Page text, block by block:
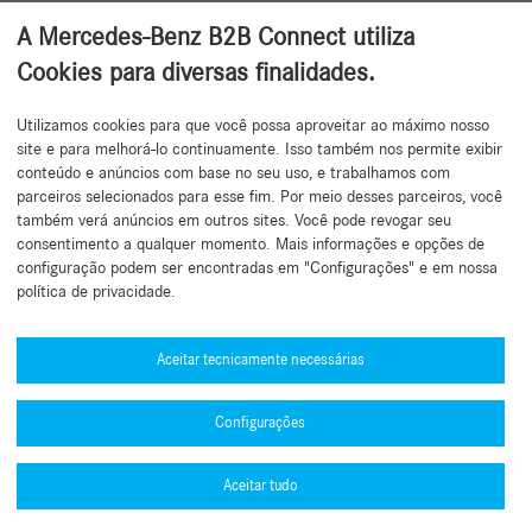
A Mercedes-Benz B2B Connect utiliza
Cookies para diversas finalidades.
Utilizamos cookies para que você possa aproveitar ao máximo nosso
site e para melhorá-lo continuamente. Isso também nos permite exibir
conteúdo e anúncios com base no seu uso, e trabalhamos com
parceiros selecionados para esse fim. Por meio desses parceiros, você
também verá anúncios em outros sites. Você pode revogar seu
consentimento a qualquer momento. Mais informações e opções de
configuração podem ser encontradas em "Configurações" e em nossa
política de privacidade.
Aceitar tecnicamente necessárias
Configurações
Aceitar tudo
Voltar ao topo
Precisa de ajuda?
Mercedes-Benz Global Training
Notícias